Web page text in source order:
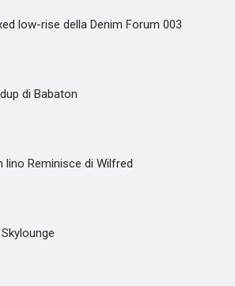
low-rise della Denim Forum 003
di Babaton
Reminisce di Wilfred